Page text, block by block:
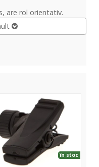
are rol orientativ.
în stoc